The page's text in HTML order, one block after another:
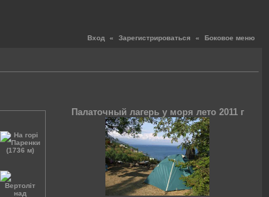
Вход « Зарегистрироваться « Боковое меню
Палаточный лагерь у моря лето 2011 г